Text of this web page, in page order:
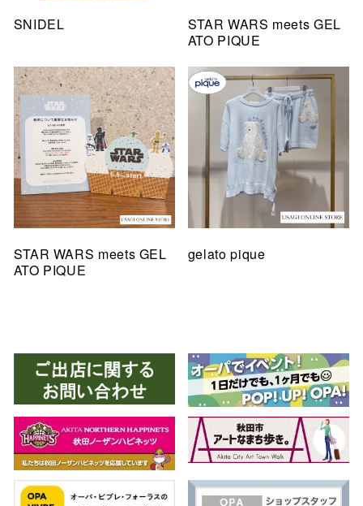
SNIDEL
STAR WARS meets GEL
ATO PIQUE
STAR WARS meets GEL
ATO PIQUE
gelato pique